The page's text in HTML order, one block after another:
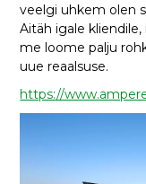
veelgi uhkem olen
Aitäh igale
me loome palju
uue reaalsuse.
https://